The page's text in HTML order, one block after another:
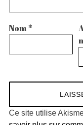
Nom*
Ce site utilise